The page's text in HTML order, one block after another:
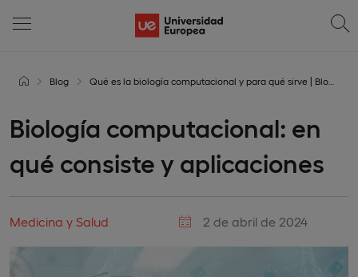
Blog Qué es la biología computacional y para qué sirve | Blog UE
Biología computacional: en
qué consiste y aplicaciones
Medicina y Salud 2 de abril de 2024